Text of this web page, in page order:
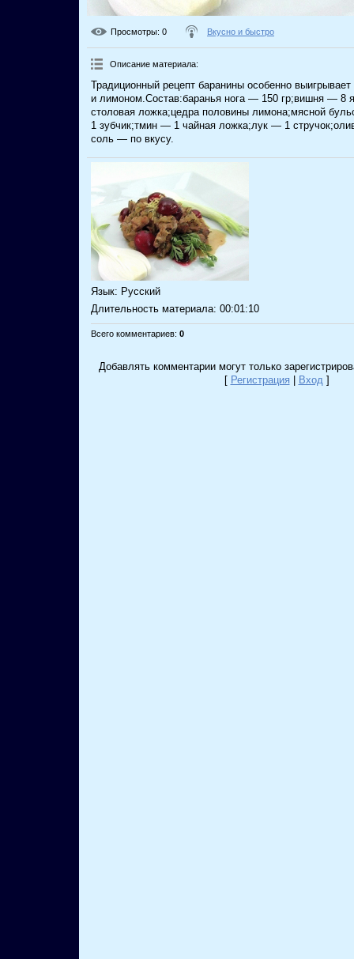
Просмотры: 0 Вкусно и быстро
Описание материала:
Традиционный рецепт баранины особенно
и лимоном.Состав:баранья нога — 150 гр;вишня — 8
столовая ложка;цедра половины лимона;мясной
1 зубчик;тмин — 1 чайная ложка;лук — 1
соль — по вкусу.
Язык: Русский
Длительность материала: 00:01:10
Всего комментариев: 0
Добавлять комментарии могут только
[ Регистрация | Вход ]